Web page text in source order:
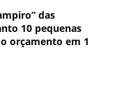
das
10 pequenas
orçamento em 1